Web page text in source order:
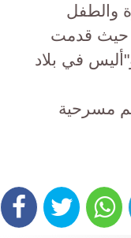
والطفل
حيث قدمت
في بلاد
مسرحية